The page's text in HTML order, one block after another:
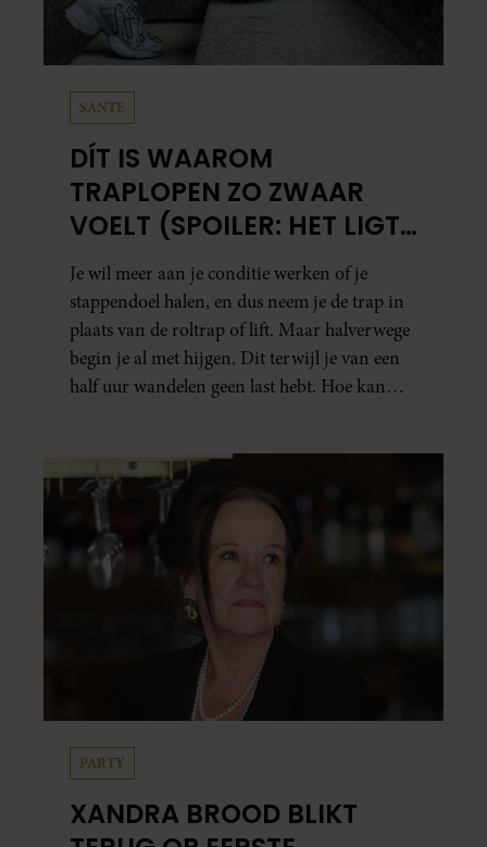
SANTE
DÍT IS WAAROM
TRAPLOPEN ZO ZWAAR
VOELT (SPOILER: HET LIGT
NIET AAN JE CONDITIE)
Je wil meer aan je conditie werken of je
stappendoel halen, en dus neem je de trap in
plaats van de roltrap of lift. Maar halverwege
begin je al met hijgen. Dit terwijl je van een
half uur wandelen geen last hebt. Hoe kan
PARTY
XANDRA BROOD BLIKT